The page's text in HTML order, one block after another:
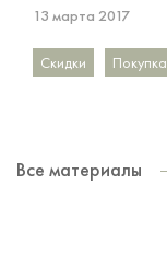
13 марта 2017
Скидки Покупка
Все материалы